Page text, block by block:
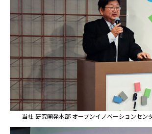
当社 研究開発本部 オープンイノベーションセン